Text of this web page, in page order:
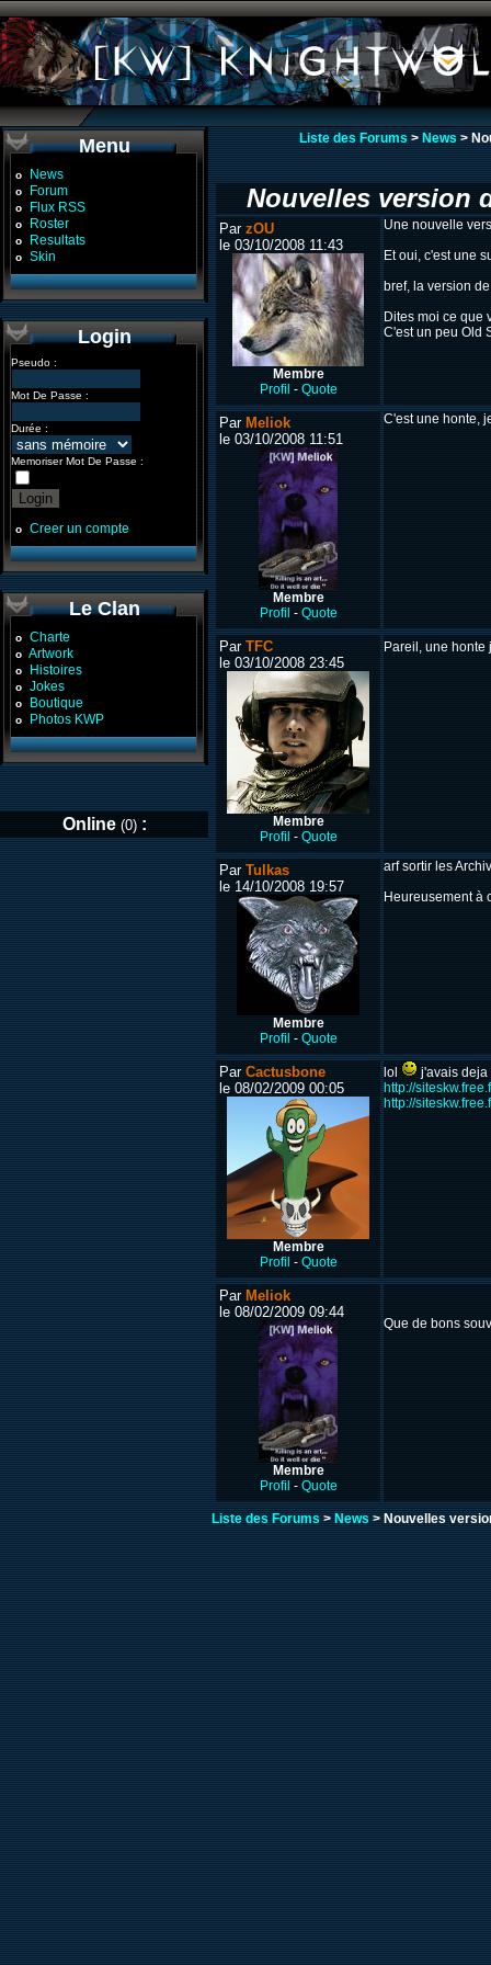
Menu
o News
o Forum
o Flux RSS
o Roster
o Resultats
o Skin
Login
Pseudo :
Mot De Passe :
Durée :
Memoriser Mot De Passe :
o Creer un compte
Le Clan
o Charte
o Artwork
o Histoires
o Jokes
o Boutique
o Photos KWP
Online (0):
Liste des Forums>News>
Nouvelles version
Par zOU
le 03/10/2008 11:43
Membre
Profil - Quote
Une nouvelle
Et oui, c'est une
bref, la version
Dites moi ce que
C'est un peu Old
Par Meliok
le 03/10/2008 11:51
Membre
Profil - Quote
C'est une honte,
Par TFC
le 03/10/2008 23:45
Membre
Profil - Quote
Pareil, une
Par Tulkas
le 14/10/2008 19:57
Membre
Profil - Quote
arf sortir les
Heureusement à
Par Cactusbone
le 08/02/2009 00:05
Membre
Profil - Quote
lol
j'avais deja
http://
http://
Par Meliok
le 08/02/2009 09:44
Membre
Profil - Quote
Que de bons
Liste des Forums>News> Nouvelles